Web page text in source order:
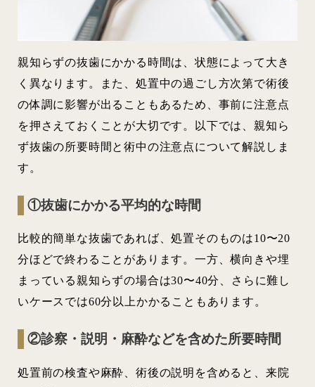
親知らずの抜歯にかかる時間は、状態によって大き
く異なります。また、処置中の過ごし方次第で術後
の体調に影響が出ることもあるため、事前に注意点
を押さえておくことが大切です。以下では、親知ら
ず抜歯の所要時間と術中の注意点について解説しま
す。
①抜歯にかかる平均的な時間
比較的簡単な抜歯であれば、処置そのものは10〜20
分ほどで終わることがあります。一方、横向きや埋
まっている親知らずの場合は30〜40分、さらに難し
いケースでは60分以上かかることもあります。
②診察・説明・麻酔などを含めた所要時間
処置前の検査や麻酔、術後の説明を含めると、来院